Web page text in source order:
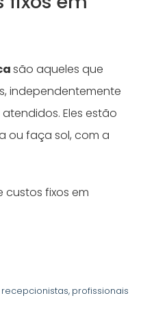
são aqueles que
independentemente
Eles estão
ou faça sol, com a
custos fixos em
profissionais